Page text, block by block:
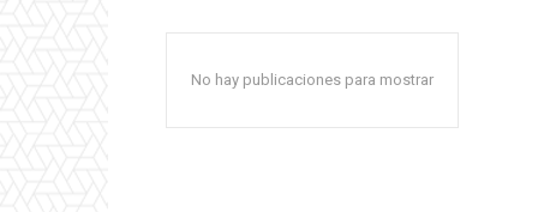
No hay publicaciones para mostrar